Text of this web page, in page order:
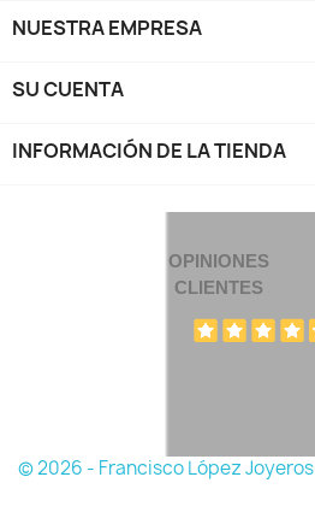
NUESTRA EMPRESA
SU CUENTA
INFORMACIÓN DE LA TIENDA
OPINIONES
CLIENTES
© 2026 - Francisco López Joyeros